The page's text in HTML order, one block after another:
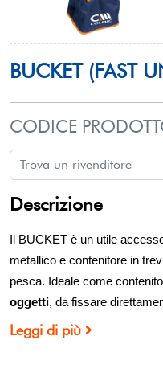
BUCKET (FAST
CODICE
Descrizione
Il BUCKET è un utile
metallico e contenitore in
pesca. Ideale come
oggetti, da fissare
Leggi di più